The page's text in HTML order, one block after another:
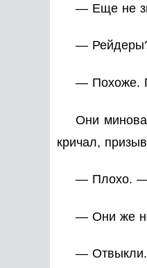
— Еще не
—
— Похоже.
Они
кричал,
— Плохо. —
— Они же
— Отвыкли.